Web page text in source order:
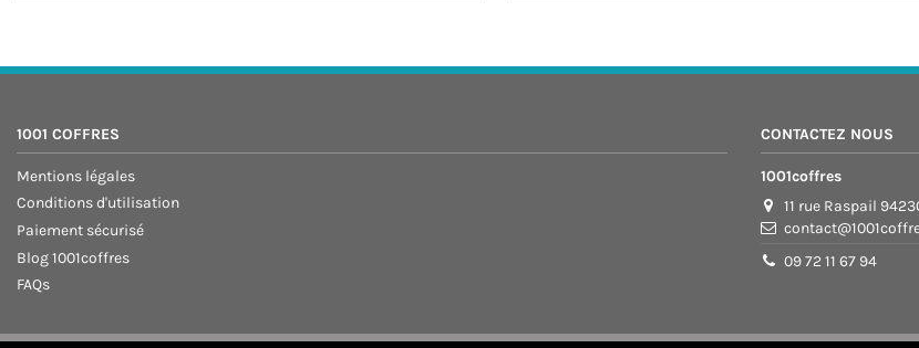
1001 COFFRES
Mentions légales
Conditions d'utilisation
Paiement sécurisé
Blog 1001coffres
FAQs
CONTACTEZ NOUS
1001coffres
11 rue Raspail
09 72 11 67 94